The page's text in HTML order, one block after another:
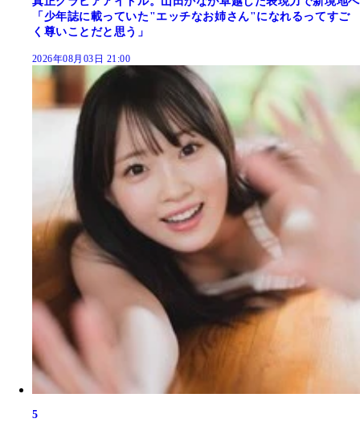
「少年誌に載っていた"エッチなお姉さん"になれるってすご
く尊いことだと思う」
2026年08月03日 21:00
5